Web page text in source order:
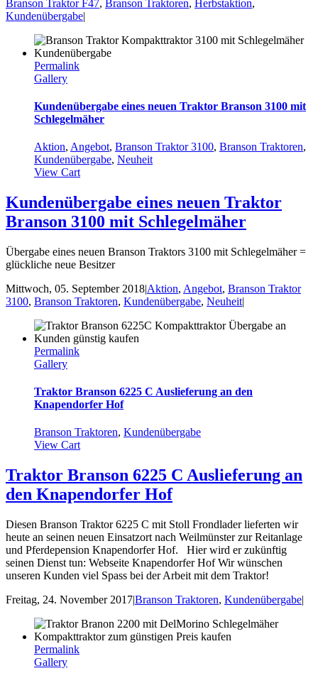
Branson Traktor F47, Branson Traktoren, Herbstaktion,
Kundenübergabe|
Permalink
Gallery
Kundenübergabe eines neuen Traktor Branson 3100 mit
Schlegelmäher
Aktion, Angebot, Branson Traktor 3100, Branson Traktoren,
Kundenübergabe, Neuheit
View Cart
Kundenübergabe eines neuen Traktor
Branson 3100 mit Schlegelmäher
Übergabe eines neuen Branson Traktors 3100 mit Schlegelmäher =
glückliche neue Besitzer
Mittwoch, 05. September 2018|Aktion, Angebot, Branson Traktor
3100, Branson Traktoren, Kundenübergabe, Neuheit|
Permalink
Gallery
Traktor Branson 6225 C Auslieferung an den
Knapendorfer Hof
Branson Traktoren, Kundenübergabe
View Cart
Traktor Branson 6225 C Auslieferung an
den Knapendorfer Hof
Diesen Branson Traktor 6225 C mit Stoll Frondlader lieferten wir
heute an seinen neuen Einsatzort nach Weilmünster zur Reitanlage
und Pferdepension Knapendorfer Hof. Hier wird er zukünftig
seinen Dienst tun: Webseite Knapendorfer Hof Wir wünschen
unseren Kunden viel Spass bei der Arbeit mit dem Traktor!
Freitag, 24. November 2017|Branson Traktoren, Kundenübergabe|
Permalink
Gallery